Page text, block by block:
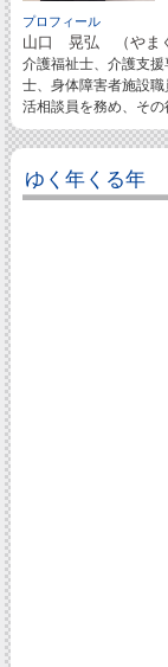
プロフィール
山口 晃弘 （やま
介護福祉士、介護支
士、身体障害者施設
活相談員を務め、その
ゆく年くる年